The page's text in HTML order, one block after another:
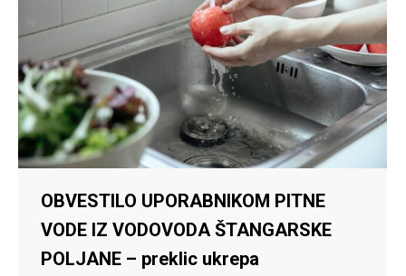
OBVESTILO UPORABNIKOM PITNE
VODE IZ VODOVODA ŠTANGARSKE
POLJANE – preklic ukrepa